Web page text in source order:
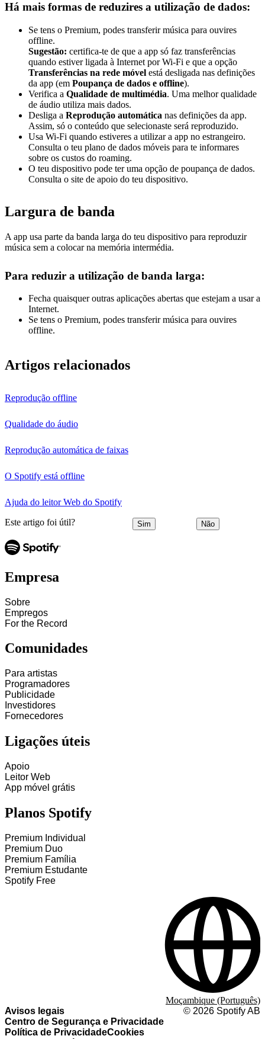
Há mais formas de reduzires a utilização de dados:
Se tens o Premium, podes transferir música para ouvires
offline.
Sugestão: certifica-te de que a app só faz transferências
quando estiver ligada à Internet por Wi-Fi e que a opção
Transferências na rede móvel está desligada nas definições
da app (em Poupança de dados e offline).
Verifica a Qualidade de multimédia. Uma melhor qualidade
de áudio utiliza mais dados.
Desliga a Reprodução automática nas definições da app.
Assim, só o conteúdo que selecionaste será reproduzido.
Usa Wi-Fi quando estiveres a utilizar a app no estrangeiro.
Consulta o teu plano de dados móveis para te informares
sobre os custos do roaming.
O teu dispositivo pode ter uma opção de poupança de dados.
Consulta o site de apoio do teu dispositivo.
Largura de banda
A app usa parte da banda larga do teu dispositivo para reproduzir
música sem a colocar na memória intermédia.
Para reduzir a utilização de banda larga:
Fecha quaisquer outras aplicações abertas que estejam a usar a
Internet.
Se tens o Premium, podes transferir música para ouvires
offline.
Artigos relacionados
Reprodução offline
Qualidade do áudio
Reprodução automática de faixas
O Spotify está offline
Ajuda do leitor Web do Spotify
Este artigo foi útil? Sim Não
Empresa
Sobre
Empregos
For the Record
Comunidades
Para artistas
Programadores
Publicidade
Investidores
Fornecedores
Ligações úteis
Apoio
Leitor Web
App móvel grátis
Planos Spotify
Premium Individual
Premium Duo
Premium Família
Premium Estudante
Spotify Free
Avisos legais
Centro de Segurança e Privacidade
Política de PrivacidadeCookies
© 2026 Spotify AB
Moçambique (Português)